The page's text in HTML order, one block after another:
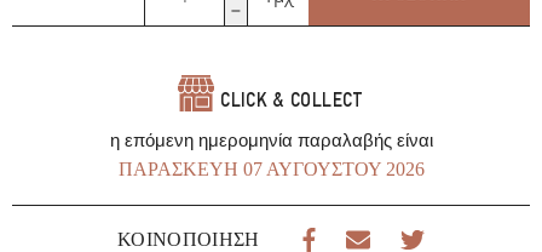
350gr
Anthema
ποσότηταCLICK & COLLECT
η επόμενη ημερομηνία παραλαβής είναι
ΠΑΡΑΣΚΕΥΉ 07 ΑΥΓΟΎΣΤΟΥ 2026
ΚΟΙΝΟΠΟΊΗΣΗ